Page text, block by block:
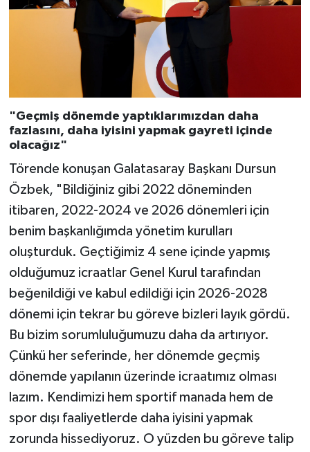
"Geçmiş dönemde yaptıklarımızdan daha
fazlasını, daha iyisini yapmak gayreti içinde
olacağız"
Törende konuşan Galatasaray Başkanı Dursun
Özbek, "Bildiğiniz gibi 2022 döneminden
itibaren, 2022-2024 ve 2026 dönemleri için
benim başkanlığımda yönetim kurulları
oluşturduk. Geçtiğimiz 4 sene içinde yapmış
olduğumuz icraatlar Genel Kurul tarafından
beğenildiği ve kabul edildiği için 2026-2028
dönemi için tekrar bu göreve bizleri layık gördü.
Bu bizim sorumluluğumuzu daha da artırıyor.
Çünkü her seferinde, her dönemde geçmiş
dönemde yapılanın üzerinde icraatımız olması
lazım. Kendimizi hem sportif manada hem de
spor dışı faaliyetlerde daha iyisini yapmak
zorunda hissediyoruz. O yüzden bu göreve talip